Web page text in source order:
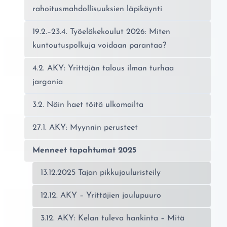
rahoitusmahdollisuuksien läpikäynti
19.2.–23.4. Työeläkekoulut 2026: Miten
kuntoutuspolkuja voidaan parantaa?
4.2. AKY: Yrittäjän talous ilman turhaa
jargonia
3.2. Näin haet töitä ulkomailta
27.1. AKY: Myynnin perusteet
Menneet tapahtumat 2025
13.12.2025 Tajan pikkujouluristeily
12.12. AKY – Yrittäjien joulupuuro
3.12. AKY: Kelan tuleva hankinta – Mitä